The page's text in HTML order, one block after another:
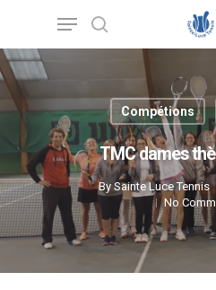
content
Menu
Compétions
TMC dames
By Sainte Luce Tennis
No